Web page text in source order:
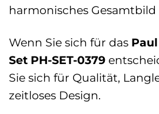
harmonisches Gesamtbild
Wenn Sie sich für das
Set PH-SET-0379
Sie sich für Qualität,
zeitloses Design.